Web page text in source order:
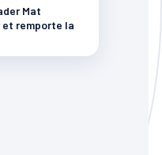
Mat
et remporte la